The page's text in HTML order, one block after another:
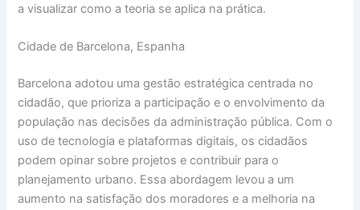
a visualizar como a teoria se aplica na prática.
Cidade de Barcelona, Espanha
Barcelona adotou uma gestão estratégica centrada no
cidadão, que prioriza a participação e o envolvimento da
população nas decisões da administração pública. Com o
uso de tecnologia e plataformas digitais, os cidadãos
podem opinar sobre projetos e contribuir para o
planejamento urbano. Essa abordagem levou a um
aumento na satisfação dos moradores e a melhoria na